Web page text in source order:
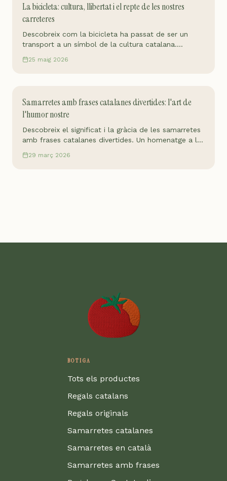
La bicicleta: cultura, llibertat i el repte de les nostres
carreteres
Descobreix com la bicicleta ha passat de ser un
transport a un símbol de la cultura catalana.
nostra.
25 maig 2026
Samarretes amb frases catalanes divertides: l'art de
l'humor nostre
Descobreix el significat i la gràcia de les samarretes
amb frases catalanes divertides. Un homenatge a la
29 març 2026
BOTIGA
Tots els productes
Regals catalans
Regals originals
Samarretes catalanes
Samarretes en català
Samarretes amb frases